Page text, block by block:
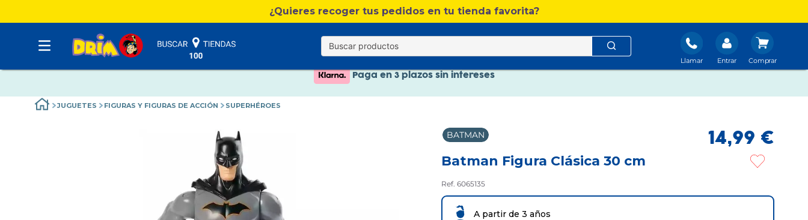
¿Quieres recoger tus pedidos en tu tienda favorita?
Llamar Entrar
Paga en 3 plazos sin intereses
Nuevo catálogo Verano
JUGUETES FIGURAS Y FIGURAS DE ACCIÓN SUPERHÉROES
BATMAN 14,99 €
Batman Figura Clásica 30 cm
Ref. 6065135
A partir de 3 años